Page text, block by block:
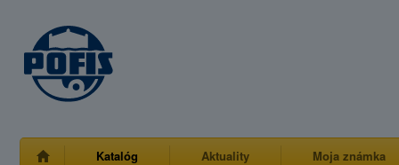
Katalóg Aktuality Moja známka